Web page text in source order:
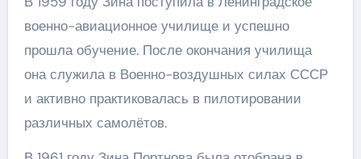
военно-авиационное училище и успешно
прошла обучение. После окончания училища
она служила в Военно-воздушных силах СССР
и активно практиковалась в пилотировании
различных самолётов.